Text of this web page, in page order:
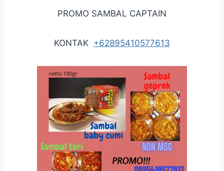
PROMO SAMBAL CAPTAIN
KONTAK +62895410577613